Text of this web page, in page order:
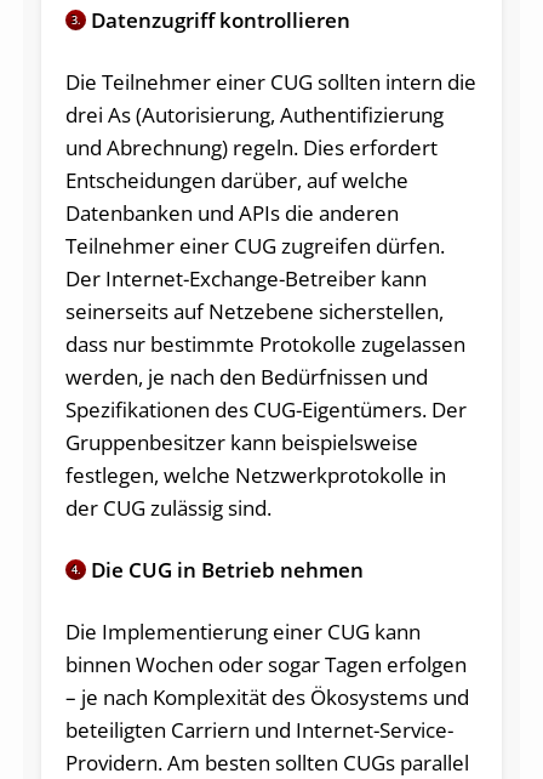
3. Datenzugriff kontrollieren
Die Teilnehmer einer CUG sollten intern die
drei As (Autorisierung, Authentifizierung
und Abrechnung) regeln. Dies erfordert
Entscheidungen darüber, auf welche
Datenbanken und APIs die anderen
Teilnehmer einer CUG zugreifen dürfen.
Der Internet-Exchange-Betreiber kann
seinerseits auf Netzebene sicherstellen,
dass nur bestimmte Protokolle zugelassen
werden, je nach den Bedürfnissen und
Spezifikationen des CUG-Eigentümers. Der
Gruppenbesitzer kann beispielsweise
festlegen, welche Netzwerkprotokolle in
der CUG zulässig sind.
4. Die CUG in Betrieb nehmen
Die Implementierung einer CUG kann
binnen Wochen oder sogar Tagen erfolgen
– je nach Komplexität des Ökosystems und
beteiligten Carriern und Internet-Service-
Providern. Am besten sollten CUGs parallel